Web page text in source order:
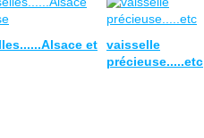
et
vaisselle
précieuse.....etc